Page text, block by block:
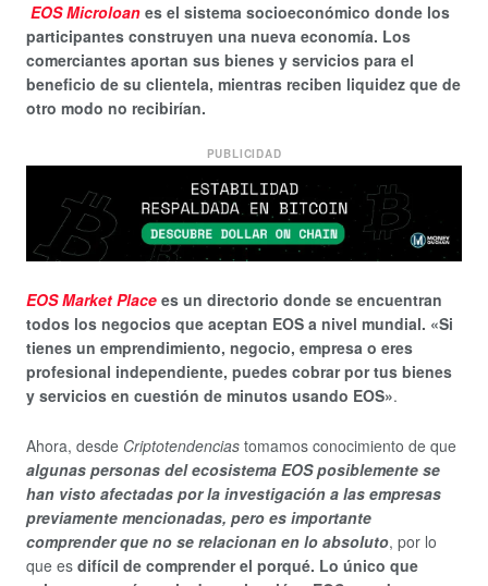
EOS Microloan es el sistema socioeconómico donde los
participantes construyen una nueva economía. Los
comerciantes aportan sus bienes y servicios para el
beneficio de su clientela, mientras reciben liquidez que de
otro modo no recibirían.
PUBLICIDAD
EOS Market Place es un directorio donde se encuentran
todos los negocios que aceptan EOS a nivel mundial. «Si
tienes un emprendimiento, negocio, empresa o eres
profesional independiente, puedes cobrar por tus bienes
y servicios en cuestión de minutos usando EOS».
Ahora, desde Criptotendencias tomamos conocimiento de que
algunas personas del ecosistema EOS posiblemente se
han visto afectadas por la investigación a las empresas
previamente mencionadas, pero es importante
comprender que no se relacionan en lo absoluto, por lo
que es difícil de comprender el porqué. Lo único que